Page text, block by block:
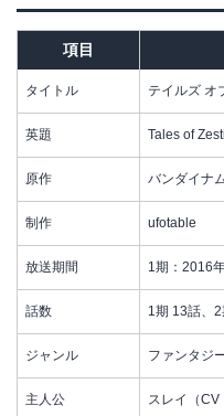
項目
タイトル テイルズ オ
英題 Tales of
原作 バンダイナ
制作 ufotable
放送期間 1期：2016
話数 1期 13話、2
ジャンル ファンタジ
主人公 スレイ（CV